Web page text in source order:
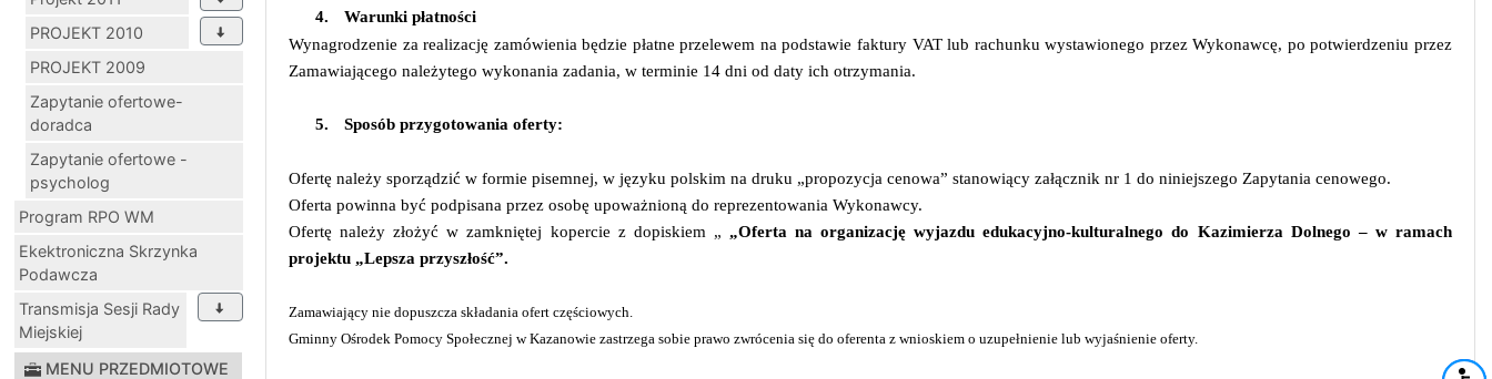
PROJEKT 2010
PROJEKT 2009
Zapytanie ofertowe-
doradca
Zapytanie ofertowe -
psycholog
Program RPO WM
Ekektroniczna Skrzynka
Podawcza
Transmisja Sesji Rady
Miejskiej
MENU PRZEDMIOTOWE
4.
Warunki płatności
Wynagrodzenie za realizację zamówienia będzie płatne przelewem na podstawie faktury VAT lub rachunku wystawionego przez Wykonawcę, po potwierdzeniu przez
Zamawiającego należytego wykonania zadania, w terminie 14 dni od daty ich otrzymania.
5. Sposób przygotowania oferty:
Ofertę należy sporządzić w formie pisemnej, w języku polskim na druku „propozycja cenowa” stanowiący załącznik nr 1 do niniejszego Zapytania cenowego.
Oferta powinna być podpisana przez osobę upoważnioną do reprezentowania Wykonawcy.
Ofertę należy złożyć w zamkniętej kopercie z dopiskiem „ „Oferta na organizację wyjazdu edukacyjno-kulturalnego do Kazimierza Dolnego – w ramach
projektu „Lepsza przyszłość”.
Zamawiający nie dopuszcza składania ofert częściowych.
Gminny Ośrodek Pomocy Społecznej w Kazanowie zastrzega sobie prawo zwrócenia się do oferenta z wnioskiem o uzupełnienie lub wyjaśnienie oferty.